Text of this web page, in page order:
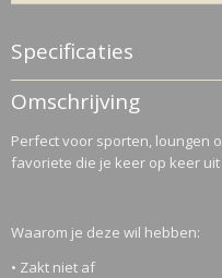
Specificaties
Productcode
14340-64774
Omschrijving
Perfect voor sporten, loungen
favoriete die je keer op keer
Waarom je deze wil hebben:
• Zakt niet af